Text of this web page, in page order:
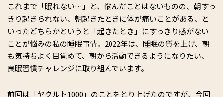
これまで「眠れない…」と、悩んだことはないものの、朝すっ
きり起きられない、朝起きたときに体が痛いことがある、と
いったどちらかというと「起きたとき」にすっきり感がない
ことが悩みの私の睡眠事情。2022年は、睡眠の質を上げ、朝
も気持ちよく目覚めて、朝から活動できるようになりたい、
良眠習慣チャレンジに取り組んでいます。
前回は「ヤクルト1000」のことをとり上げたのですが、今回